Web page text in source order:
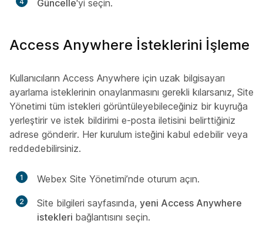
Güncelle'yi seçin.
Access Anywhere İsteklerini İşleme
Kullanıcıların Access Anywhere için uzak bilgisayarı
ayarlama isteklerinin onaylanmasını gerekli kılarsanız, Site
Yönetimi tüm istekleri görüntüleyebileceğiniz bir kuyruğa
yerleştirir ve istek bildirimi e-posta iletisini belirttiğiniz
adrese gönderir. Her kurulum isteğini kabul edebilir veya
reddedebilirsiniz.
1 Webex Site Yönetimi’nde oturum açın.
2 Site bilgileri sayfasında, yeni Access Anywhere
istekleri bağlantısını seçin.